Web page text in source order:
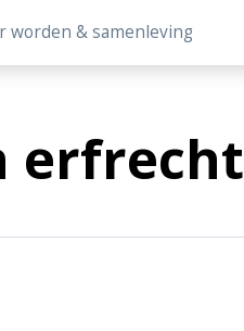
worden & samenleving
erfrecht